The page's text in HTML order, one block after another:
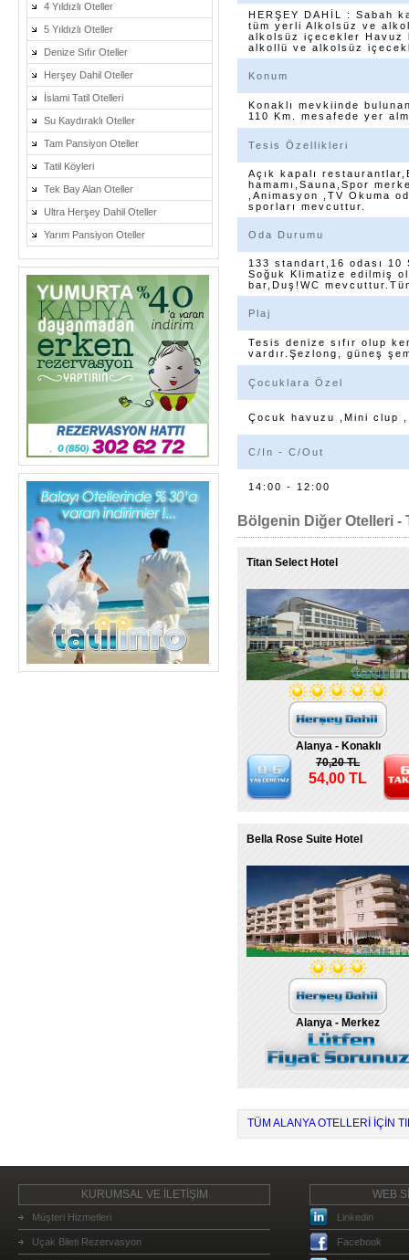
4 Yıldızlı Oteller
5 Yıldızlı Oteller
Denize Sıfır Oteller
Herşey Dahil Oteller
İslami Tatil Otelleri
Su Kaydıraklı Oteller
Tam Pansiyon Oteller
Tatil Köyleri
Tek Bay Alan Oteller
Ultra Herşey Dahil Oteller
Yarım Pansiyon Oteller
HERŞEY DAHİL : Sabah
tüm yerli Alkolsüz ve
alkolsüz içecekler Havuz
alkollü ve alkolsüz
Konum
Konaklı mevkiinde
110 Km. mesafede yer
Tesis Özellikleri
Açık kapalı
hamamı,Sauna,Spor
,Animasyon ,TV Okuma
sporları mevcuttur.
Oda Durumu
133 standart,16 odası
Soğuk Klimatize edilmiş
bar,Duş!WC
Plaj
Tesis denize sıfır olup
vardır.Şezlong, güneş
Çocuklara Özel
Çocuk havuzu ,Mini clup
C/In - C/Out
14:00 - 12:00
Bölgenin Diğer Otelleri -
Titan Select Hotel
Alanya - Konaklı
70,20 TL
54,00 TL
Bella Rose Suite Hotel
Alanya - Merkez
TÜM ALANYA OTELLERI IÇIN
KURUMSAL VE İLETİŞİM
Müşteri Hizmetleri
Uçak Bileti Rezervasyon
WEB
Linkedin
Facebook